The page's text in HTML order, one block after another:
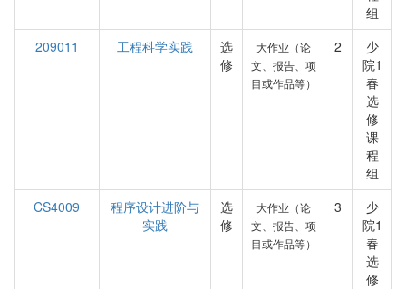
组
209011
工程科学实践
选
修
大作业（论
文、报告、项
目或作品等）
2
少
院1
春
选
修
课
程
组
CS4009
程序设计进阶与
实践
选
修
大作业（论
文、报告、项
目或作品等）
3
少
院1
春
选
修